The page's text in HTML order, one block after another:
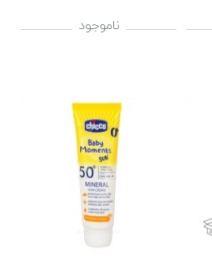
ناموجود